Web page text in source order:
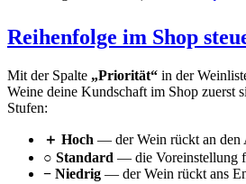
Reihenfolge im Shop
Mit der Spalte „Priorität“ in der
Weine deine Kundschaft im Shop zuerst
Stufen:
＋ Hoch — der Wein rückt an den
○ Standard — die Voreinstellung
− Niedrig — der Wein rückt ans